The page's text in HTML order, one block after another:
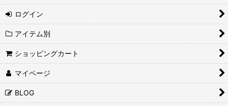
ログイン
アイテム別
ショッピングカート
マイページ
BLOG